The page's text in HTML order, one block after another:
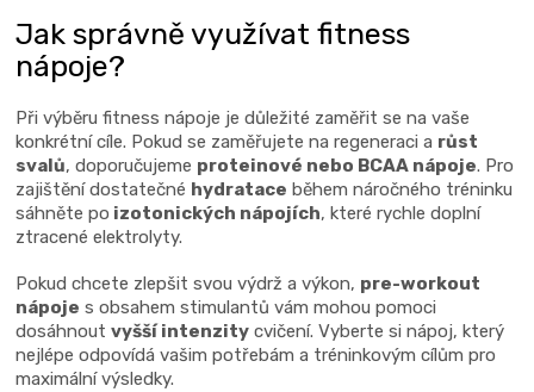
Jak správně využívat fitness
nápoje?
Při výběru fitness nápoje je důležité zaměřit se na vaše
konkrétní cíle. Pokud se zaměřujete na regeneraci a růst
svalů, doporučujeme proteinové nebo BCAA nápoje. Pro
zajištění dostatečné hydratace během náročného tréninku
sáhněte po izotonických nápojích, které rychle doplní
ztracené elektrolyty.
Pokud chcete zlepšit svou výdrž a výkon, pre-workout
nápoje s obsahem stimulantů vám mohou pomoci
dosáhnout vyšší intenzity cvičení. Vyberte si nápoj, který
nejlépe odpovídá vašim potřebám a tréninkovým cílům pro
maximální výsledky.